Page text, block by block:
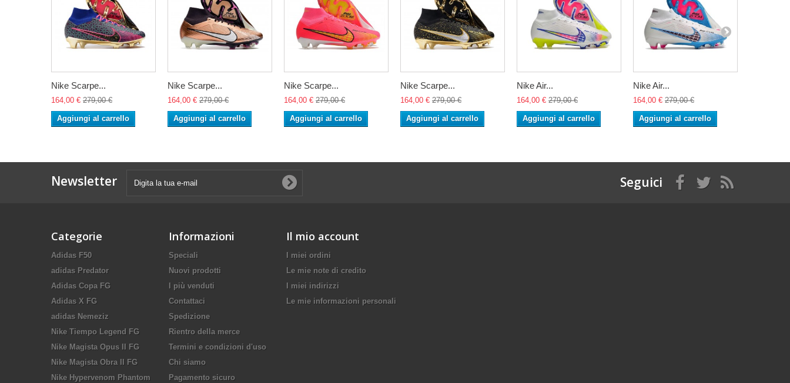
Nike Scarpe...
164,00 € 279,00 €
Aggiungi al carrello
Nike Scarpe...
164,00 € 279,00 €
Aggiungi al carrello
Nike Scarpe...
164,00 € 279,00 €
Aggiungi al carrello
Nike Scarpe...
164,00 € 279,00 €
Aggiungi al carrello
Nike Air...
164,00 € 279,00 €
Aggiungi al carrello
Nike Air...
164,00 € 279,00 €
Aggiungi al carrello
Newsletter Seguici
Categorie
Adidas F50
adidas Predator
Adidas Copa FG
Adidas X FG
adidas Nemeziz
Nike Tiempo Legend FG
Nike Magista Opus II FG
Nike Magista Obra II FG
Nike Hypervenom Phantom
Informazioni
Speciali
Nuovi prodotti
I più venduti
Contattaci
Spedizione
Rientro della merce
Termini e condizioni d'uso
Chi siamo
Pagamento sicuro
Il mio account
I miei ordini
Le mie note di credito
I miei indirizzi
Le mie informazioni personali